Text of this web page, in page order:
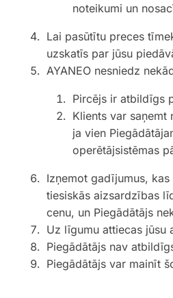
noteikumi un
Lai pasūtītu preces
uzskatīs par jūsu
AYANEO nesniedz
Pircējs ir atbildīgs
Klients var saņemt
ja vien
operētājsistēmas
Izņemot gadījumus,
tiesiskās aizsardzības
cenu, un Piegādātājs
Uz līgumu attiecas jūsu
Piegādātājs nav
Piegādātājs var mainīt